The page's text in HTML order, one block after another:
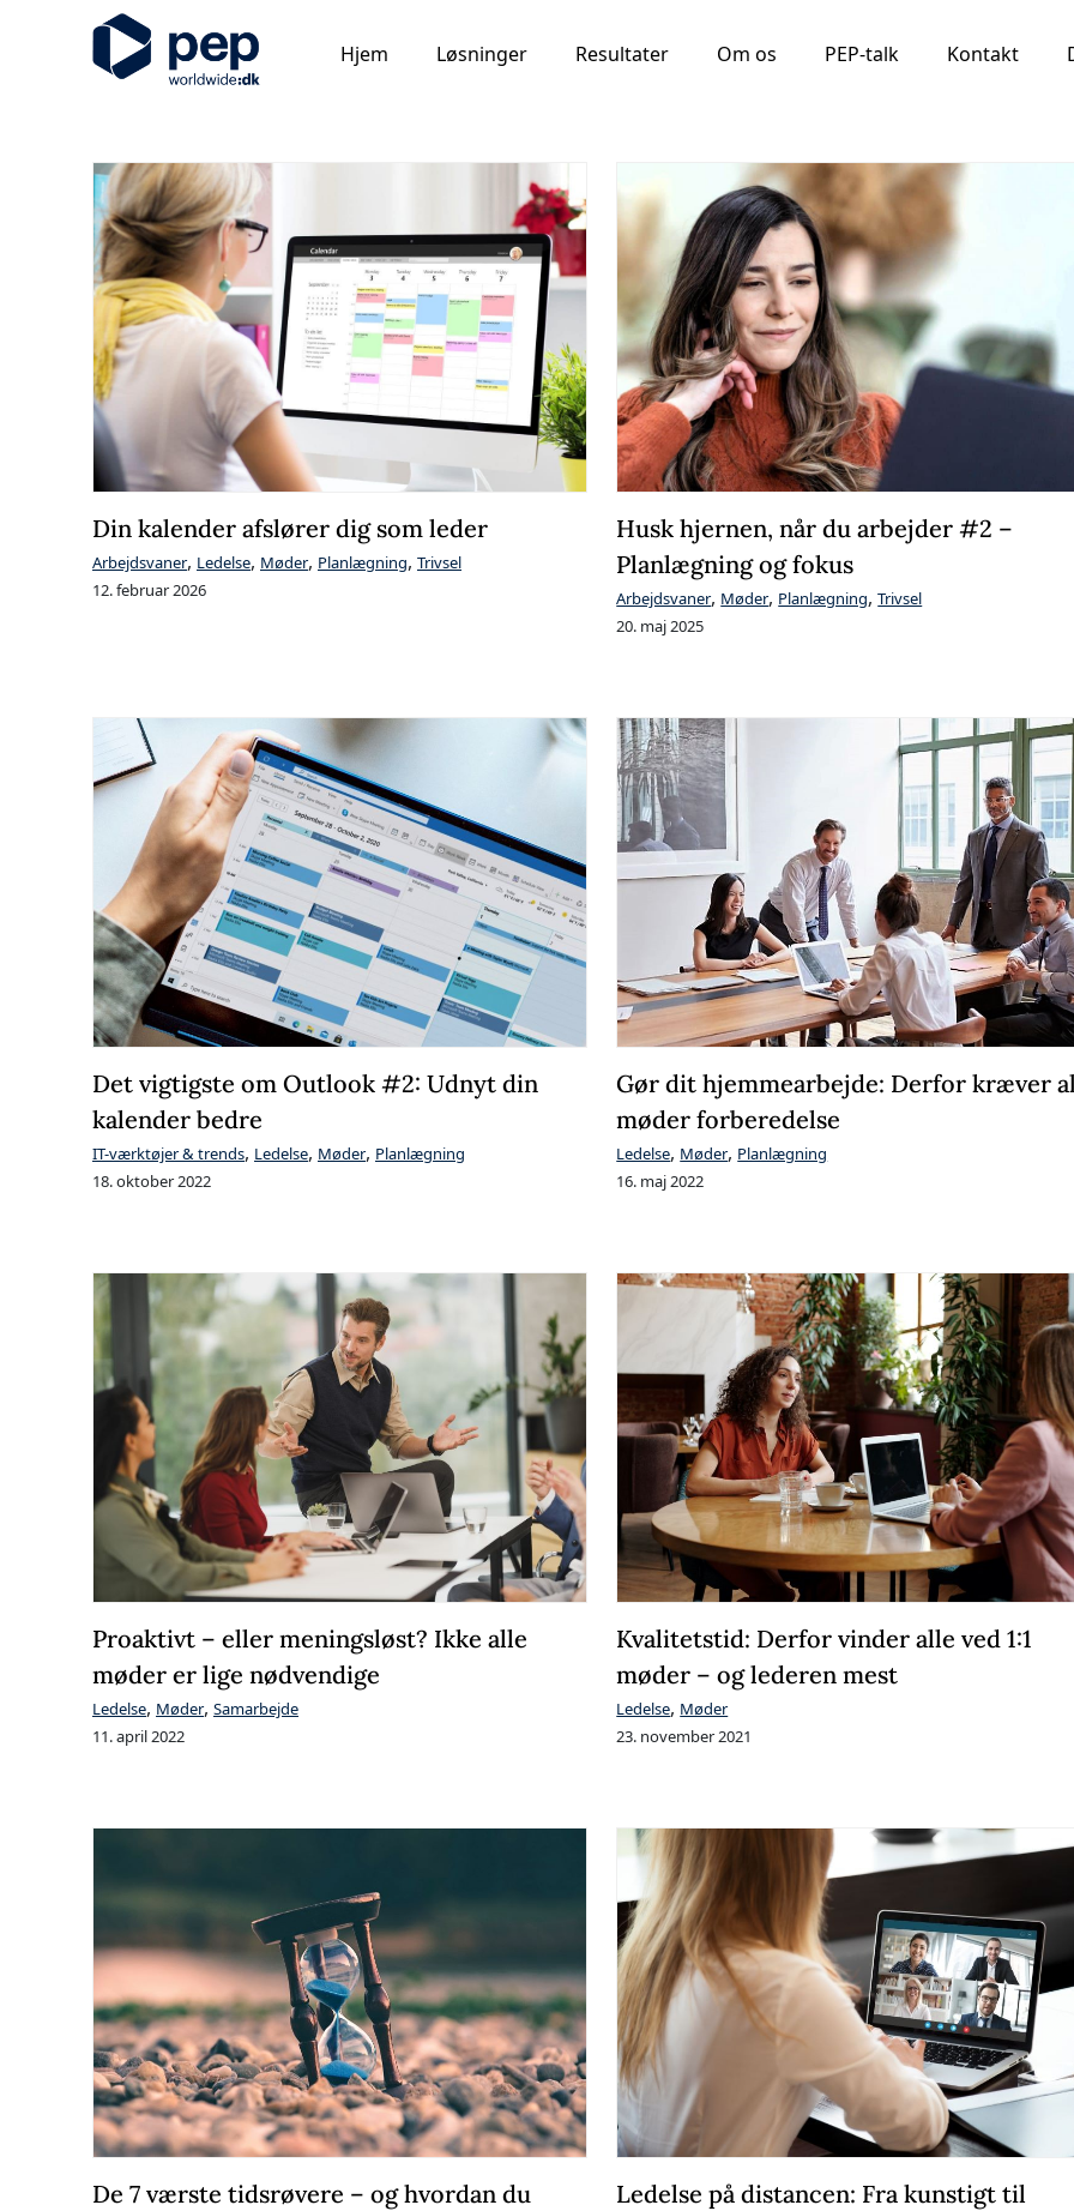
Hjem Løsninger Resultater Om os PEP-talk Kontakt
Din kalender afslører dig som leder
Arbejdsvaner, Ledelse, Møder, Planlægning, Trivsel
12. februar 2026
Husk hjernen, når du arbejder #2 –
Planlægning og fokus
Arbejdsvaner, Møder, Planlægning,Trivsel
20. maj 2025
Det vigtigste om Outlook #2: Udnyt din
kalender bedre
IT-værktøjer & trends, Ledelse, Møder, Planlægning
18. oktober 2022
Gør dit hjemmearbejde: Derfor kræver
møder forberedelse
Ledelse, Møder, Planlægning
16. maj 2022
Proaktivt – eller meningsløst? Ikke alle
møder er lige nødvendige
Ledelse, Møder, Samarbejde
11. april 2022
Kvalitetstid: Derfor vinder alle ved 1:1
møder – og lederen mest
Ledelse, Møder
23. november 2021
De 7 værste tidsrøvere – og hvordan du
Ledelse på distancen: Fra kunstigt til